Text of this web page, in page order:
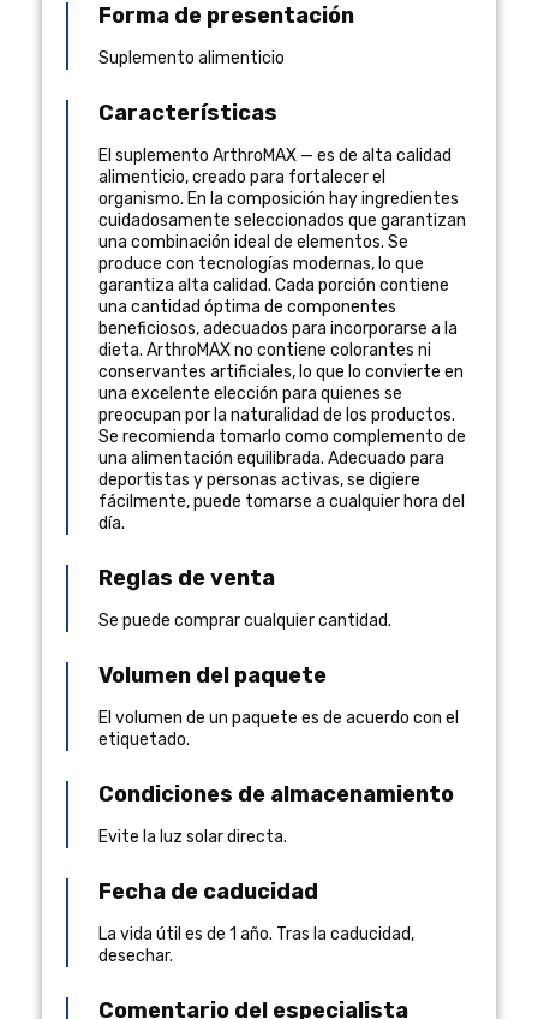
Forma de presentación
Suplemento alimenticio
Características
El suplemento ArthroMAX — es de alta calidad
alimenticio, creado para fortalecer el
organismo. En la composición hay ingredientes
cuidadosamente seleccionados que garantizan
una combinación ideal de elementos. Se
produce con tecnologías modernas, lo que
garantiza alta calidad. Cada porción contiene
una cantidad óptima de componentes
beneficiosos, adecuados para incorporarse a la
dieta. ArthroMAX no contiene colorantes ni
conservantes artificiales, lo que lo convierte en
una excelente elección para quienes se
preocupan por la naturalidad de los productos.
Se recomienda tomarlo como complemento de
una alimentación equilibrada. Adecuado para
deportistas y personas activas, se digiere
fácilmente, puede tomarse a cualquier hora del
día.
Reglas de venta
Se puede comprar cualquier cantidad.
Volumen del paquete
El volumen de un paquete es de acuerdo con el
etiquetado.
Condiciones de almacenamiento
Evite la luz solar directa.
Fecha de caducidad
La vida útil es de 1 año. Tras la caducidad,
desechar.
Comentario del especialista